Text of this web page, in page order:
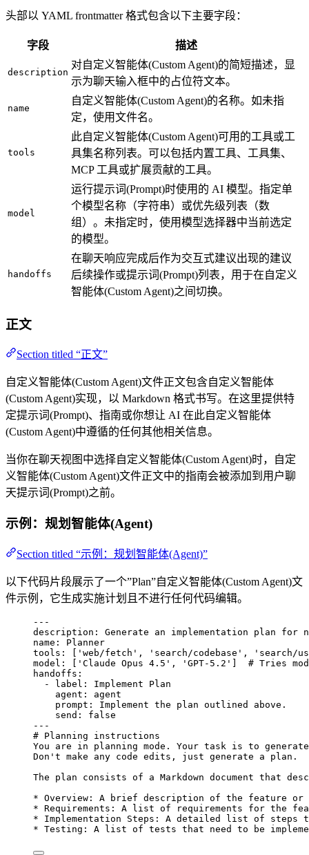
头部以 YAML frontmatter 格式包含以下主要字段：
字段 描述
description
对自定义智能体(Custom Agent)的简短描述，显
示为聊天输入框中的占位符文本。
name
自定义智能体(Custom Agent)的名称。如未指
定，使用文件名。
tools
此自定义智能体(Custom Agent)可用的工具或工
具集名称列表。可以包括内置工具、工具集、
MCP 工具或扩展贡献的工具。
model
运行提示词(Prompt)时使用的 AI 模型。指定单
个模型名称（字符串）或优先级列表（数
组）。未指定时，使用模型选择器中当前选定
的模型。
handoffs
在聊天响应完成后作为交互式建议出现的建议
后续操作或提示词(Prompt)列表，用于在自定义
智能体(Custom Agent)之间切换。
正文
Section titled “正文”
自定义智能体(Custom Agent)文件正文包含自定义智能体
(Custom Agent)实现，以 Markdown 格式书写。在这里提供特
定提示词(Prompt)、指南或你想让 AI 在此自定义智能体
(Custom Agent)中遵循的任何其他相关信息。
当你在聊天视图中选择自定义智能体(Custom Agent)时，自定
义智能体(Custom Agent)文件正文中的指南会被添加到用户聊
天提示词(Prompt)之前。
示例：规划智能体(Agent)
Section titled “示例：规划智能体(Agent)”
以下代码片段展示了一个”Plan”自定义智能体(Custom Agent)文
件示例，它生成实施计划且不进行任何代码编辑。
---
description : Generate an implementation plan
name : Planner
tools : [ ' web/fetch ' , ' search/codebase ' , ' search/
model : [ ' Claude Opus 4.5 ' , ' GPT-5.2 '
# Tries
handoffs :
-
label : Implement Plan
agent : agent
prompt : Implement the plan outlined above.
send : false
---
# Planning instructions
You are in planning mode. Your task is to
Don't make any code edits, just generate a plan.
The plan consists of a Markdown document that
* Overview: A brief description of the feature
* Requirements: A list of requirements for the
* Implementation Steps: A detailed list of steps
* Testing: A list of tests that need to be